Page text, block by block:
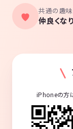
共通の趣
仲良くな
iPhoneの方